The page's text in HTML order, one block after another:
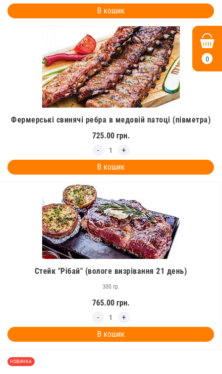
0
В кошик
Фермерські свинячі ребра в медовій патоці (півметра)
725.00грн.
В кошик
Стейк "Рібай" (вологе визрівання 21 день)
300 гр.
765.00грн.
В кошик
НОВИНКА